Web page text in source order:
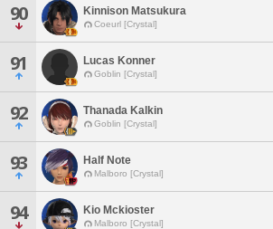
90 Kinnison Matsukura
Coeurl [Crystal]
91 Lucas Konner
Goblin [Crystal]
92 Thanada Kalkin
Goblin [Crystal]
93 Half Note
Malboro [Crystal]
94 Kio Mckioster
Malboro [Crystal]